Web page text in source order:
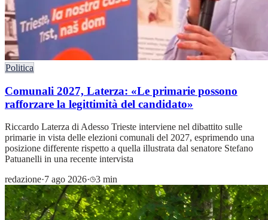
Politica
Comunali 2027, Laterza: «Le primarie possono
rafforzare la legittimità del candidato»
Riccardo Laterza di Adesso Trieste interviene nel dibattito sulle
primarie in vista delle elezioni comunali del 2027, esprimendo una
posizione differente rispetto a quella illustrata dal senatore Stefano
Patuanelli in una recente intervista
redazione·7 ago 2026· 3 min